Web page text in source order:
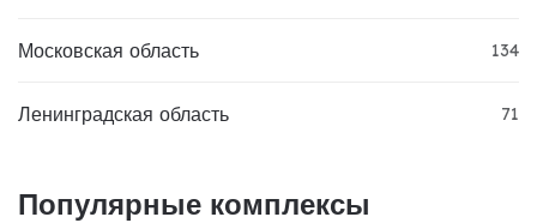
Московская область 134
Ленинградская область 71
Популярные комплексы